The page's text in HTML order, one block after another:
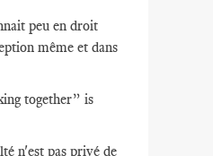
peu en droit
même et dans
together” is
n'est pas privé de